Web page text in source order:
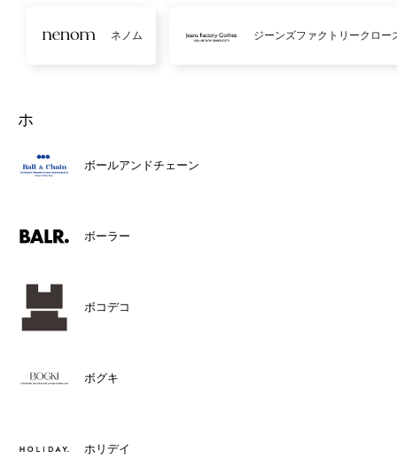
ネノム ジーンズファクトリークロー
ホ
ボールアンドチェーン
ボーラー
ボコデコ
ボグキ
ホリデイ